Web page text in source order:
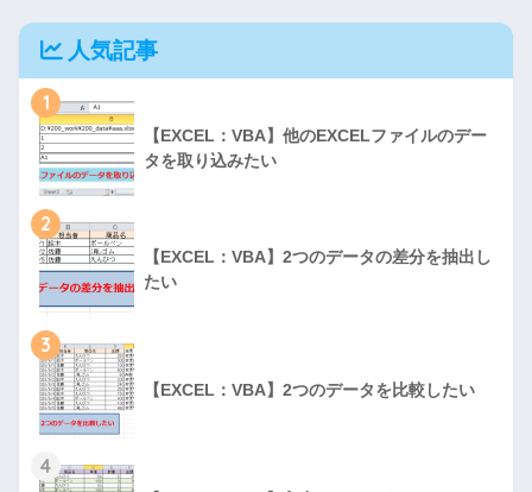
人気記事
1
【EXCEL：VBA】他のEXCELファイルのデー
タを取り込みたい
2
【EXCEL：VBA】2つのデータの差分を抽出し
たい
3
【EXCEL：VBA】2つのデータを比較したい
4